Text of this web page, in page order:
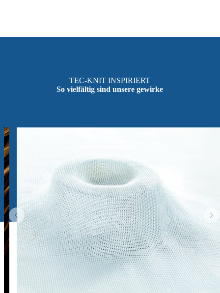
TEC-KNIT INSPIRIERT
So vielfältig sind unsere gewirke